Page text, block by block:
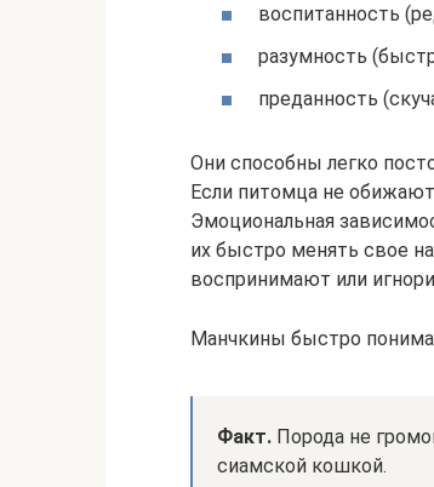
воспитанность
разумность
преданность
Они способны легко
Если питомца не
Эмоциональная
их быстро менять свое
воспринимают или
Манчкины быстро
Факт. Порода не
сиамской кошкой.